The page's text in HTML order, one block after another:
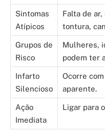
Sintomas
Atípicos
Falta de
tontura,
Grupos de
Risco
Mulheres,
podem ter
Infarto
Silencioso
Ocorre
aparente.
Ação
Imediata
Ligar para